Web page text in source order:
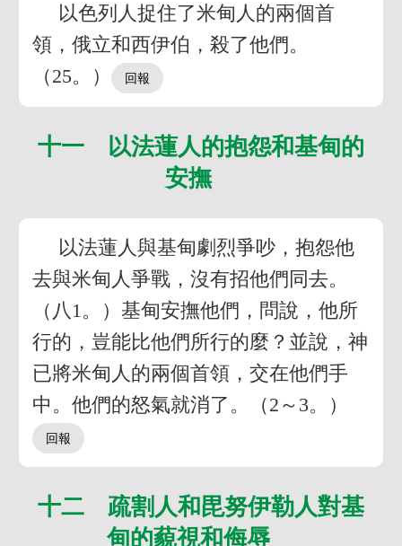
以色列人捉住了米甸人的兩個首
領，俄立和西伊伯，殺了他們。
（25。）
十一 以法蓮人的抱怨和基甸的
安撫
以法蓮人與基甸劇烈爭吵，抱怨他
去與米甸人爭戰，沒有招他們同去。
（八1。）基甸安撫他們，問說，他所
行的，豈能比他們所行的麼？並說，神
已將米甸人的兩個首領，交在他們手
中。他們的怒氣就消了。（2～3。）
十二 疏割人和毘努伊勒人對基
甸的藐視和侮辱